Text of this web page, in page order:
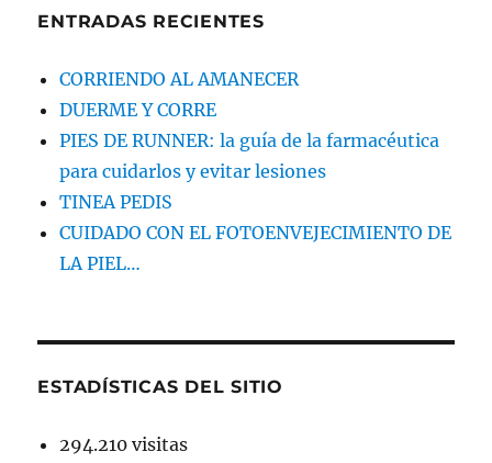
ENTRADAS RECIENTES
CORRIENDO AL AMANECER
DUERME Y CORRE
PIES DE RUNNER: la guía de la farmacéutica
para cuidarlos y evitar lesiones
TINEA PEDIS
CUIDADO CON EL FOTOENVEJECIMIENTO DE
LA PIEL…
ESTADÍSTICAS DEL SITIO
294.210 visitas